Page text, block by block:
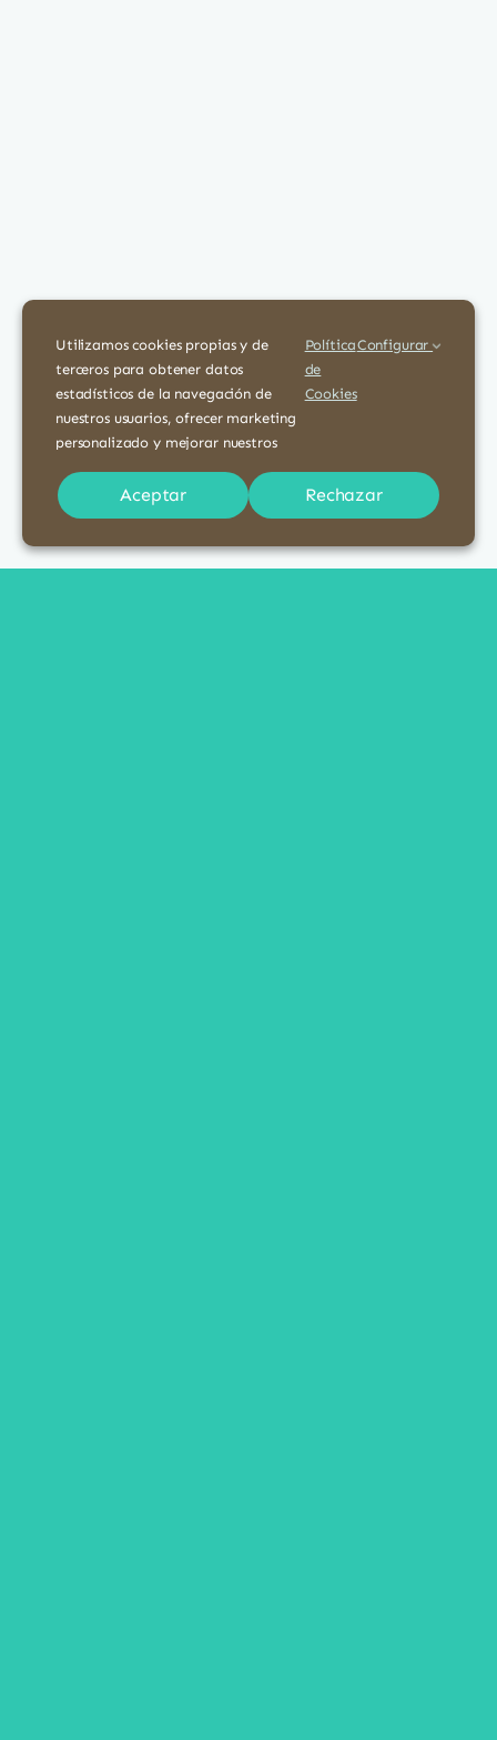
Utilizamos cookies propias y de
terceros para obtener datos
estadísticos de la navegación de
nuestros usuarios, ofrecer marketing
personalizado y mejorar nuestros
nuestra
Política
de
Cookies
Configurar
Aceptar Rechazar